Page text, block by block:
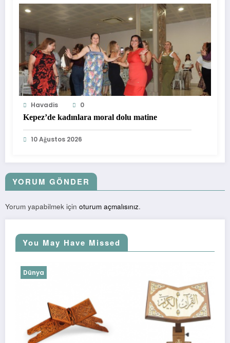
Havadis
0
Kepez’de kadınlara moral dolu matine
10 Ağustos 2026
YORUM GÖNDER
Yorum yapabilmek için oturum açmalısınız.
You May Have Missed